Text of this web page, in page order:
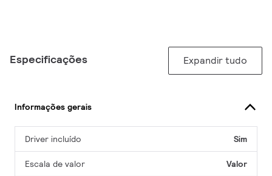
Especificações Expandir tudo
Informações gerais
Driver incluído Sim
Escala de valor Valor